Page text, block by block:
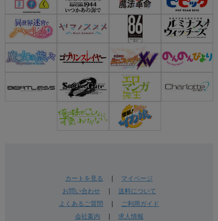
カートを見る
マイページ
お問い合わせ| 送料について
よくあるご質問
ご利用ガイド
会社案内
求人情報